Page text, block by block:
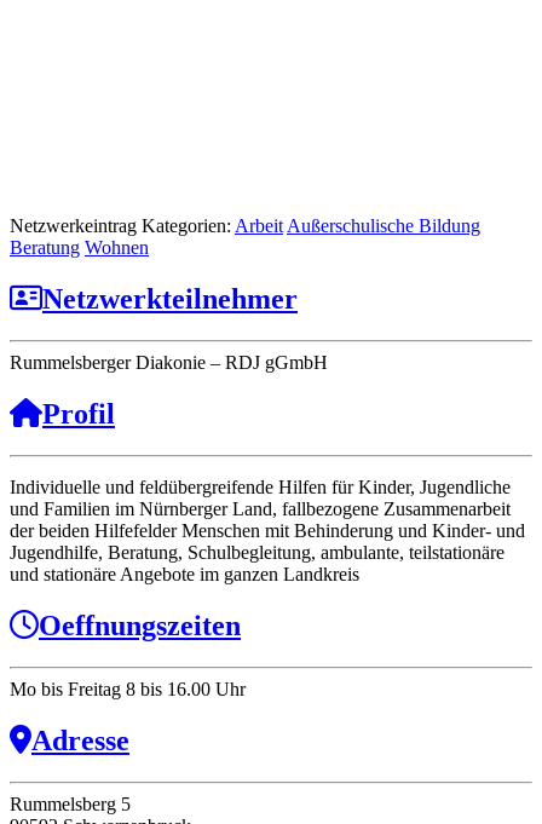
Netzwerkeintrag Kategorien: Arbeit Außerschulische Bildung
Beratung Wohnen
Netzwerkteilnehmer
Rummelsberger Diakonie – RDJ gGmbH
Profil
Individuelle und feldübergreifende Hilfen für Kinder, Jugendliche
und Familien im Nürnberger Land, fallbezogene Zusammenarbeit
der beiden Hilfefelder Menschen mit Behinderung und Kinder- und
Jugendhilfe, Beratung, Schulbegleitung, ambulante, teilstationäre
und stationäre Angebote im ganzen Landkreis
Oeffnungszeiten
Mo bis Freitag 8 bis 16.00 Uhr
Adresse
Rummelsberg 5